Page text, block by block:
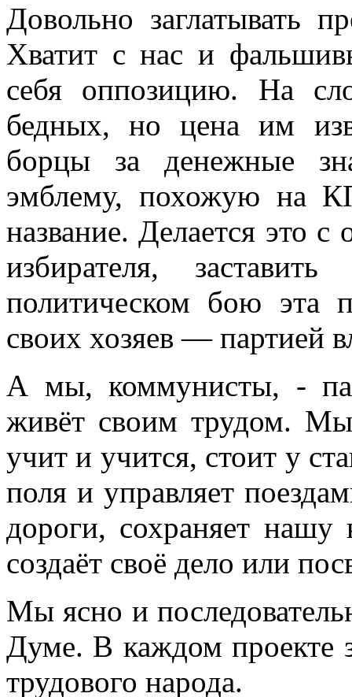
Довольно заглатывать
Хватит с нас и
себя оппозицию. На
бедных, но цена им
борцы за денежные
эмблему, похожую на
название. Делается это
избирателя,
политическом бою эта
своих хозяев — партией
А мы, коммунисты, -
живёт своим трудом.
учит и учится, стоит у
поля и управляет
дороги, сохраняет нашу
создаёт своё дело или
Мы ясно и
Думе. В каждом проекте
трудового народа.